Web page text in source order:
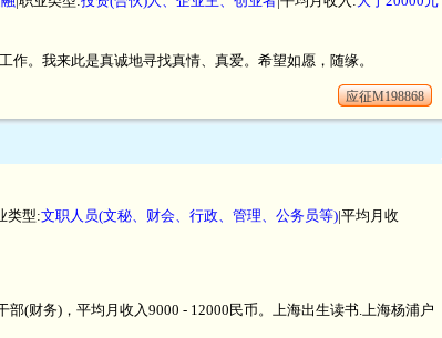
。我来此是真诚地寻找真情、真爱。希望如愿，随缘。
应征M198868
类型:文职人员(文秘、财会、行政、管理、公务员等)|平均月收
(财务)，平均月收入9000 - 12000民币。上海出生读书.上海杨浦户